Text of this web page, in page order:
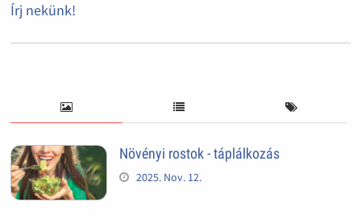
Írj nekünk!
Növényi rostok - táplálkozás
2025. Nov. 12.